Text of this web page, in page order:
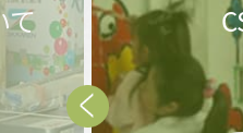
CSR
Prev